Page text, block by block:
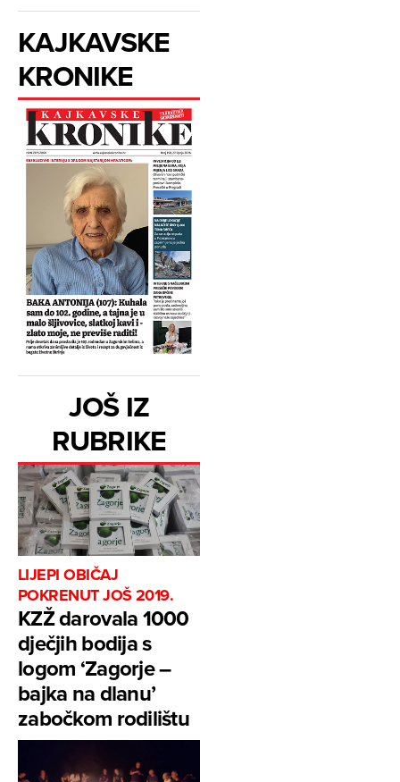
KAJKAVSKE
KRONIKE
JOŠ IZ
RUBRIKE
LIJEPI OBIČAJ
POKRENUT JOŠ 2019.
KZŽ darovala 1000
dječjih bodija s
logom ‘Zagorje –
bajka na dlanu’
zabočkom rodilištu